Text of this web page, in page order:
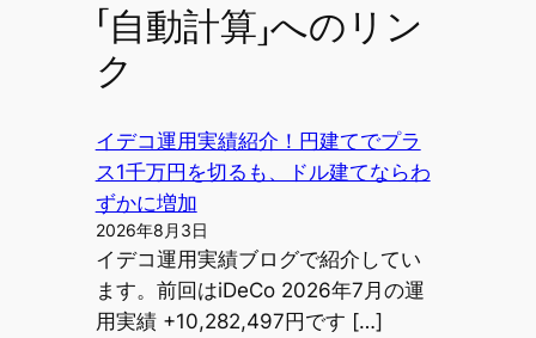
「自動計算」へのリン
ク
イデコ運用実績紹介！円建てでプラ
ス1千万円を切るも、ドル建てならわ
ずかに増加
2026年8月3日
イデコ運用実績ブログで紹介してい
ます。前回はiDeCo 2026年7月の運
用実績 +10,282,497円です […]